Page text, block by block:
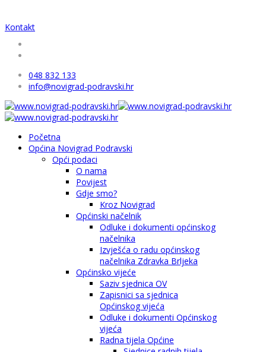
Kontakt
048 832 133
info@novigrad-podravski.hr
Početna
Općina Novigrad Podravski
Opći podaci
O nama
Povijest
Gdje smo?
Kroz Novigrad
Općinski načelnik
Odluke i dokumenti općinskog
načelnika
Izvješća o radu općinskog
načelnika Zdravka Brljeka
Općinsko vijeće
Saziv sjednica OV
Zapisnici sa sjednica
Općinskog vijeća
Odluke i dokumenti Općinskog
vijeća
Radna tijela Općine